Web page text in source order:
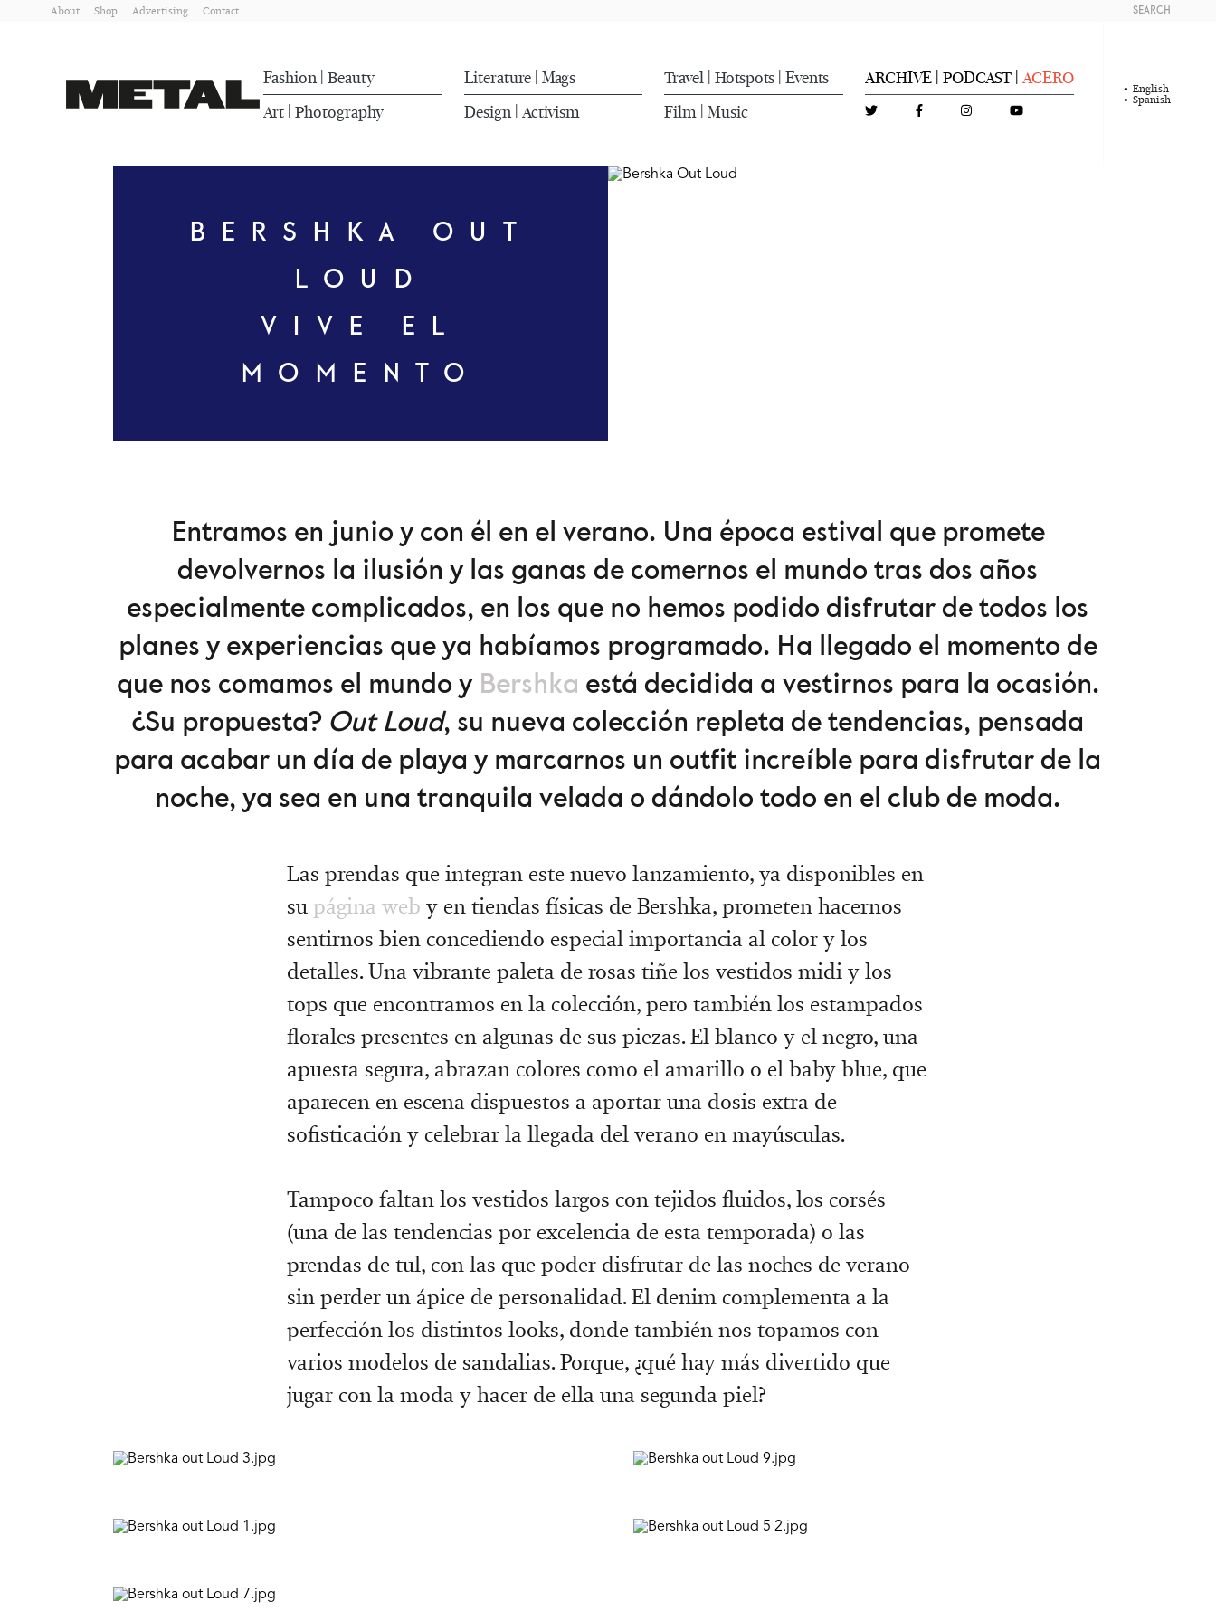
About Shop Advertising Contact
Fashion Beauty Literature Mags Travel Hotspots Events ARCHIVE PODCAST ACERO
Art Photography Design Activism Film Music
SEARCH
English
Spanish
BERSHKA OUT
LOUD
VIVE EL
MOMENTO
Entramos en junio y con él en el verano. Una época estival que promete
devolvernos la ilusión y las ganas de comernos el mundo tras dos años
especialmente complicados, en los que no hemos podido disfrutar de todos los
planes y experiencias que ya habíamos programado. Ha llegado el momento de
que nos comamos el mundo y Bershka está decidida a vestirnos para la ocasión.
¿Su propuesta? Out Loud, su nueva colección repleta de tendencias, pensada
para acabar un día de playa y marcarnos un outfit increíble para disfrutar de la
noche, ya sea en una tranquila velada o dándolo todo en el club de moda.
Las prendas que integran este nuevo lanzamiento, ya disponibles en
su página web y en tiendas físicas de Bershka, prometen hacernos
sentirnos bien concediendo especial importancia al color y los
detalles. Una vibrante paleta de rosas tiñe los vestidos midi y los
tops que encontramos en la colección, pero también los estampados
florales presentes en algunas de sus piezas. El blanco y el negro, una
apuesta segura, abrazan colores como el amarillo o el baby blue, que
aparecen en escena dispuestos a aportar una dosis extra de
sofisticación y celebrar la llegada del verano en mayúsculas.
Tampoco faltan los vestidos largos con tejidos fluidos, los corsés
(una de las tendencias por excelencia de esta temporada) o las
prendas de tul, con las que poder disfrutar de las noches de verano
sin perder un ápice de personalidad. El denim complementa a la
perfección los distintos looks, donde también nos topamos con
varios modelos de sandalias. Porque, ¿qué hay más divertido que
jugar con la moda y hacer de ella una segunda piel?